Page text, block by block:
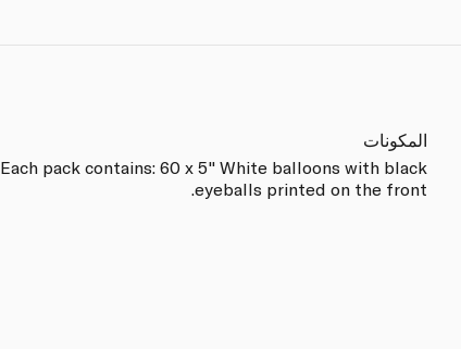
المكونات
Each pack contains: 60 x 5" White balloons with black
eyeballs printed on the front.